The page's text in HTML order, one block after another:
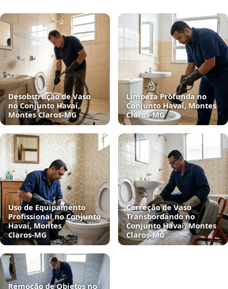
Desobstrução de Vaso
no Conjunto Havaí,
Montes Claros‑MG
Limpeza Profunda no
Conjunto Havaí, Montes
Claros‑MG
Uso de Equipamento
Profissional no Conjunto
Havaí, Montes
Claros‑MG
Correção de Vaso
Transbordando no
Conjunto Havaí, Montes
Claros‑MG
Remoção de Objetos no